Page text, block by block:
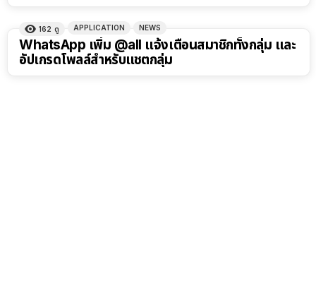
162 ดู APPLICATION NEWS
WhatsApp เพิ่ม @all แจ้งเตือนสมาชิกทั้งกลุ่ม และ
อัปเกรดโพลล์สำหรับแชตกลุ่ม